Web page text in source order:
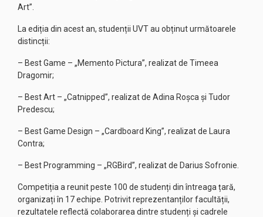
Art”.
La ediția din acest an, studenții UVT au obținut următoarele
distincții:
– Best Game – „Memento Pictura”, realizat de Timeea
Dragomir;
– Best Art – „Catnipped”, realizat de Adina Roșca și Tudor
Predescu;
– Best Game Design – „Cardboard King”, realizat de Laura
Contra;
– Best Programming – „RGBird”, realizat de Darius Sofronie.
Competiția a reunit peste 100 de studenți din întreaga țară,
organizați în 17 echipe. Potrivit reprezentanților facultății,
rezultatele reflectă colaborarea dintre studenți și cadrele